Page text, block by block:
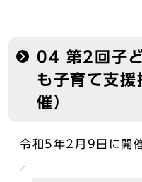
04 第2回子
も子育て支
催）
令和5年2月9日に開